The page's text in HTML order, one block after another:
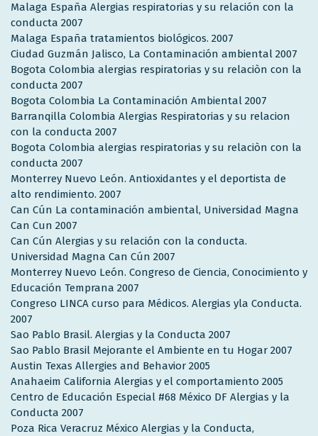
Malaga España Alergias respiratorias y su relación con la
conducta 2007
Malaga España tratamientos biológicos. 2007
Ciudad Guzmán Jalisco, La Contaminación ambiental 2007
Bogota Colombia alergias respiratorias y su relaciòn con la
conducta 2007
Bogota Colombia La Contaminación Ambiental 2007
Barranqilla Colombia Alergias Respiratorias y su relacion
con la conducta 2007
Bogota Colombia alergias respiratorias y su relaciòn con la
conducta 2007
Monterrey Nuevo León. Antioxidantes y el deportista de
alto rendimiento. 2007
Can Cún La contaminación ambiental, Universidad Magna
Can Cun 2007
Can Cún Alergias y su relación con la conducta.
Universidad Magna Can Cún 2007
Monterrey Nuevo León. Congreso de Ciencia, Conocimiento y
Educación Temprana 2007
Congreso LINCA curso para Médicos. Alergias yla Conducta.
2007
Sao Pablo Brasil. Alergias y la Conducta 2007
Sao Pablo Brasil Mejorante el Ambiente en tu Hogar 2007
Austin Texas Allergies and Behavior 2005
Anahaeim California Alergias y el comportamiento 2005
Centro de Educación Especial #68 México DF Alergias y la
Conducta 2007
Poza Rica Veracruz México Alergias y la Conducta,